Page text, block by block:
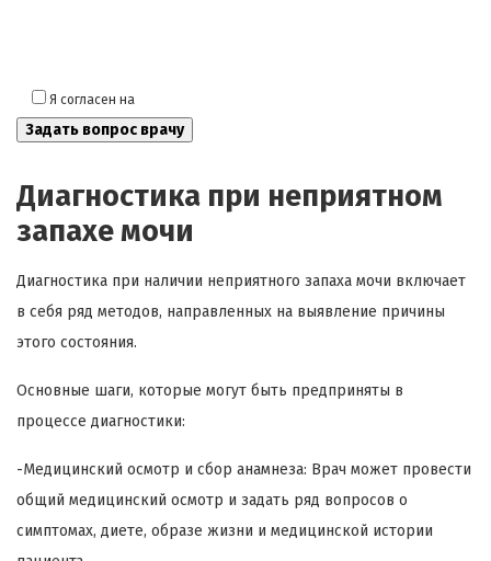
Я согласен на
Диагностика при неприятном
запахе мочи
Диагностика при наличии неприятного запаха мочи включает
в себя ряд методов, направленных на выявление причины
этого состояния.
Основные шаги, которые могут быть предприняты в
процессе диагностики:
-Медицинский осмотр и сбор анамнеза: Врач может провести
общий медицинский осмотр и задать ряд вопросов о
симптомах, диете, образе жизни и медицинской истории